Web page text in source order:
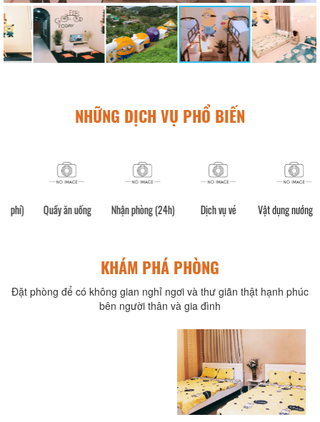
NHỮNG DỊCH VỤ PHỔ BIẾN
Quầy ăn uống Nhận phòng (24h) Dịch vụ vé Vật dụng nướng BBQ
KHÁM PHÁ PHÒNG
Đặt phòng để có không gian nghỉ ngơi và thư giãn thật hạnh phúc
bên người thân và gia đình